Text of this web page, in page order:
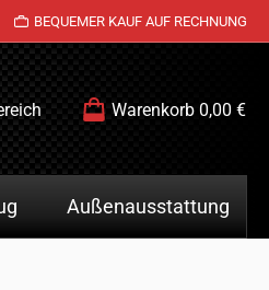
BEQUEMER KAUF AUF RECHNUNG
Warenkorb 0,00 €
Außenausstattung